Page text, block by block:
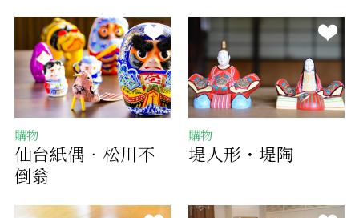
購物
仙台紙偶‧松川不
倒翁
購物
堤人形・堤陶